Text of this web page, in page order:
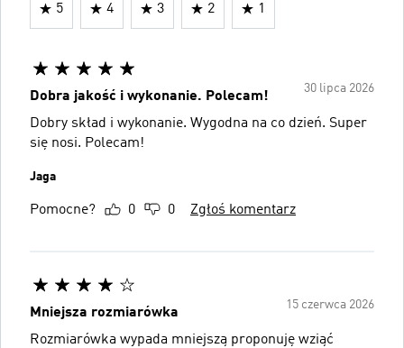
5 4 3 2 1
30 lipca 2026
Dobra jakość i wykonanie. Polecam!
Dobry skład i wykonanie. Wygodna na co dzień. Super
się nosi. Polecam!
Jaga
Pomocne? 0 0 Zgłoś komentarz
15 czerwca 2026
Mniejsza rozmiarówka
Rozmiarówka wypada mniejszą proponuję wziąć